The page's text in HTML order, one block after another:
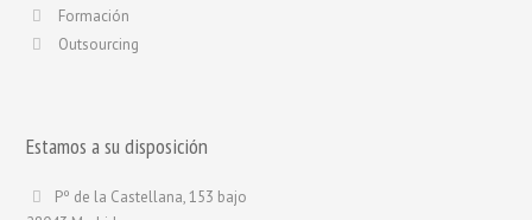
Formación
Outsourcing
Estamos a su disposición
Pº de la Castellana, 153 bajo